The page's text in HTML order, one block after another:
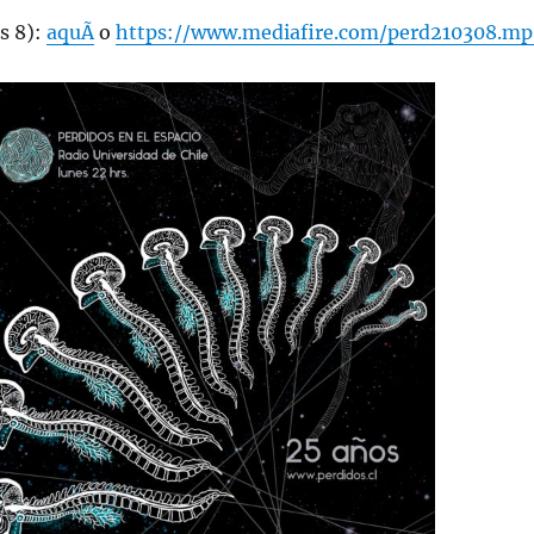
8): aquÃ­o https://www.mediafire.com/